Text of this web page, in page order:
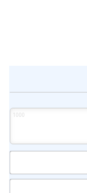
1000